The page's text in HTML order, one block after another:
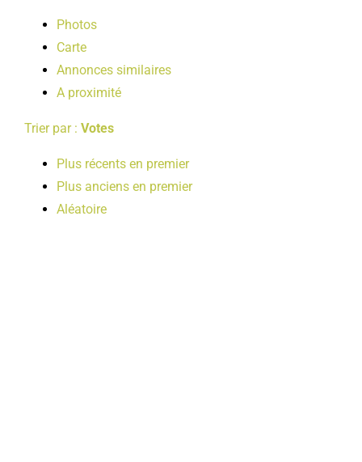
Photos
Carte
Annonces similaires
A proximité
Trier par : Votes
Plus récents en premier
Plus anciens en premier
Aléatoire